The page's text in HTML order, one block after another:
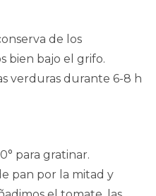
de los
bien bajo el grifo.
verduras durante 6-8 h
para gratinar.
pan por la mitad y